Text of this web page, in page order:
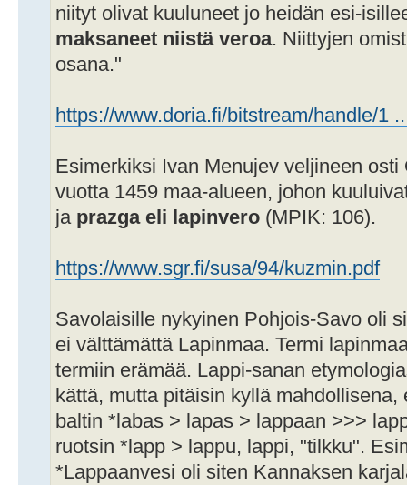
niityt olivat kuuluneet jo heidän esi-
maksaneet niistä veroa. Niittyjen
osana."
https://www.doria.fi/bitstream/handle/1
Esimerkiksi Ivan Menujev veljineen
vuotta 1459 maa-alueen, johon
ja prazga eli lapinvero (MPIK: 106).
https://www.sgr.fi/susa/94/kuzmin.pdf
Savolaisille nykyinen Pohjois-Savo oli
ei välttämättä Lapinmaa. Termi
termiin erämää. Lappi-sanan
kättä, mutta pitäisin kyllä
baltin *labas > lapas > lappaan >>>
ruotsin *lapp > lappu, lappi, "tilkku".
*Lappaanvesi oli siten Kannaksen